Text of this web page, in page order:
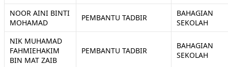
NOOR AINI BINTI
MOHAMAD
PEMBANTU TADBIR
BAHAGIAN
SEKOLAH
NIK MUHAMAD
FAHMIEHAKIM
BIN MAT ZAIB
PEMBANTU TADBIR
BAHAGIAN
SEKOLAH